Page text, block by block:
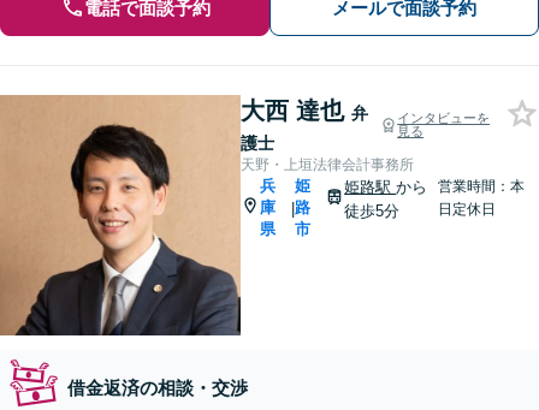
電話で面談予約 メールで面談予約
大西 達也 弁
護士
インタビューを
見る
天野・上垣法律会計事務所
兵
庫
県
|
姫
路
市
姫路駅から
徒歩5分
営業時間：本
日定休日
借金返済の相談・交渉